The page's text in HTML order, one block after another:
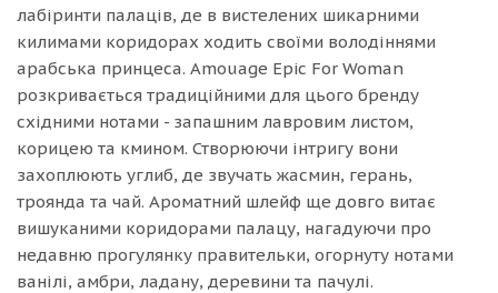
лабіринти палаців, де в вистелених шикарними
килимами коридорах ходить своїми володіннями
арабська принцеса. Amouage Epic For Woman
розкривається традиційними для цього бренду
східними нотами - запашним лавровим листом,
корицею та кмином. Створюючи інтригу вони
захоплюють углиб, де звучать жасмин, герань,
троянда та чай. Ароматний шлейф ще довго витає
вишуканими коридорами палацу, нагадуючи про
недавню прогулянку правительки, огорнуту нотами
ванілі, амбри, ладану, деревини та пачулі.